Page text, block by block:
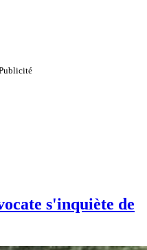
s'inquiète de